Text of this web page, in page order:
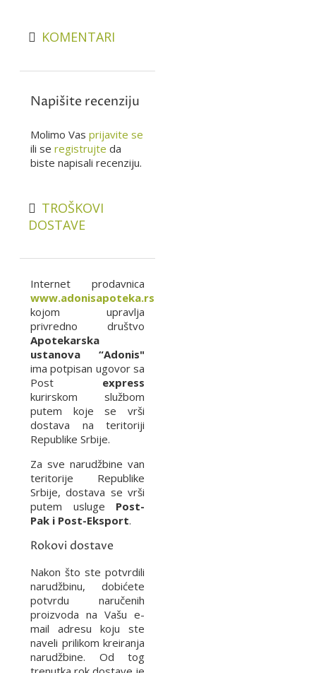
KOMENTARI
Napišite recenziju
Molimo Vas prijavite se
ili se registrujte da
biste napisali recenziju.
TROŠKOVI
DOSTAVE
Internet prodavnica
www.adonisapoteka.rs
kojom upravlja
privredno društvo
Apotekarska
ustanova “Adonis"
ima potpisan ugovor sa
Post express
kurirskom službom
putem koje se vrši
dostava na teritoriji
Republike Srbije.
Za sve narudžbine van
teritorije Republike
Srbije, dostava se vrši
putem usluge Post-
Pak i Post-Eksport.
Rokovi dostave
Nakon što ste potvrdili
narudžbinu, dobićete
potvrdu naručenih
proizvoda na Vašu e-
mail adresu koju ste
naveli prilikom kreiranja
narudžbine. Od tog